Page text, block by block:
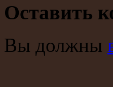
Оставить
Вы должны